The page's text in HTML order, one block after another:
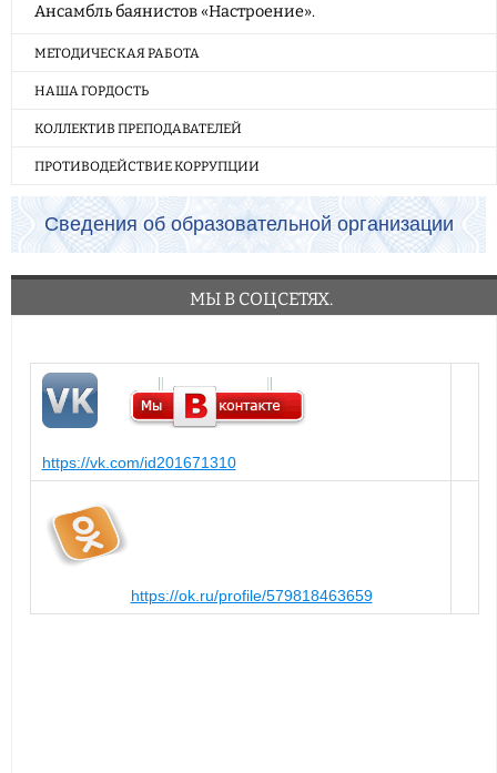
Ансамбль баянистов «Настроение».
МЕТОДИЧЕСКАЯ РАБОТА
НАША ГОРДОСТЬ
КОЛЛЕКТИВ ПРЕПОДАВАТЕЛЕЙ
ПРОТИВОДЕЙСТВИЕ КОРРУПЦИИ
Сведения об образовательной организации
МЫ В СОЦСЕТЯХ.
https://vk.com/id201671310
https://ok.ru/profile/579818463659